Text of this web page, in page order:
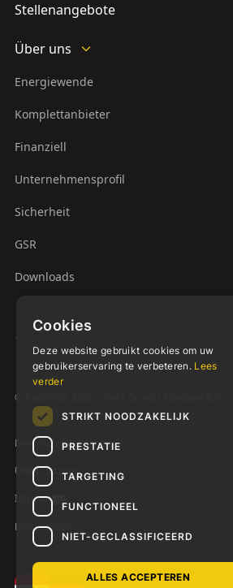
Stellenangebote
Über uns
Energiewende
Komplettanbieter
Finanziell
Unternehmensprofil
Sicherheit
GSR
Downloads
© Copyright 2026 - Siers Groep Oldenzaal B.V.
Datenschutzerklärung
Unterstützung
Intranet
Präsentation
Cookies
Deze website gebruikt cookies om uw
gebruikerservaring te verbeteren. Lees
verder
STRIKT NOODZAKELIJK
PRESTATIE
TARGETING
FUNCTIONEEL
NIET-GECLASSIFICEERD
ALLES ACCEPTEREN